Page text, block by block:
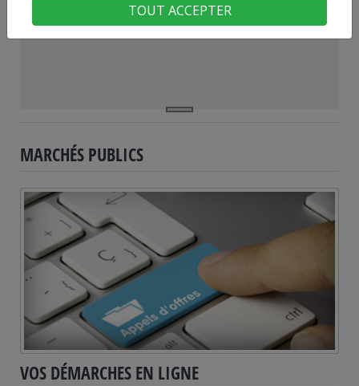
TOUT ACCEPTER
MARCHÉS PUBLICS
VOS DÉMARCHES EN LIGNE